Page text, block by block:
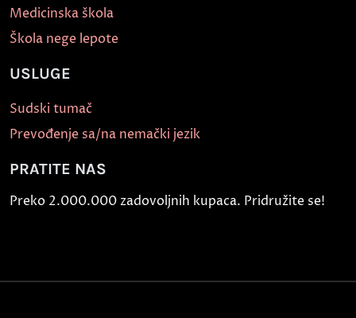
Medicinska škola
Škola nege lepote
USLUGE
Sudski tumač
Prevođenje sa/na nemački jezik
PRATITE NAS
Preko 2.000.000 zadovoljnih kupaca. Pridružite se!